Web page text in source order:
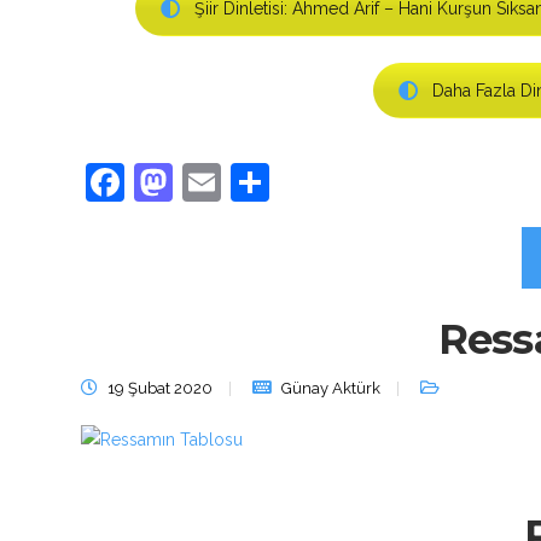
Şiir Dinletisi: Ahmed Arif – Hani Kurşun
Daha Fazla
Facebook
Mastodon
Email
19 Şubat 2020 Günay Aktürk